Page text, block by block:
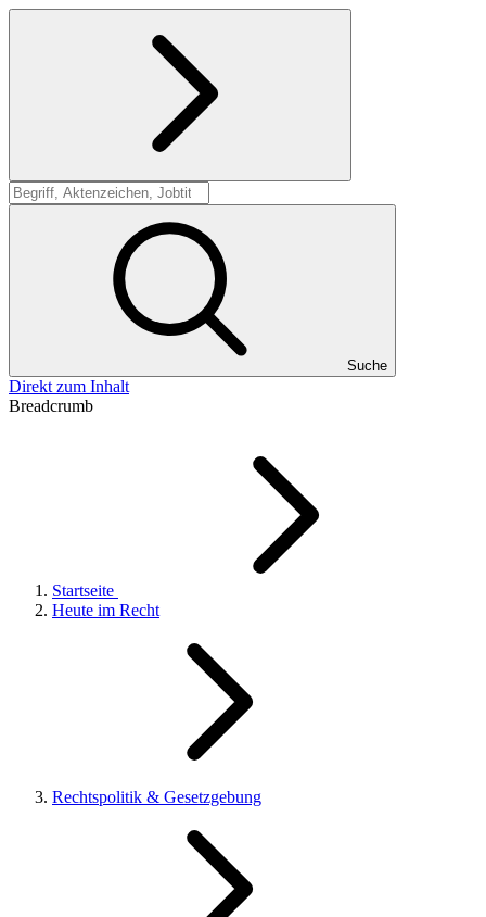
Suche
Suche
Direkt zum Inhalt
Breadcrumb
Startseite
Heute im Recht
Rechtspolitik & Gesetzgebung